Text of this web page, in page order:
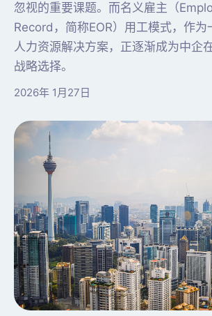
忽视的重要课题。而名义雇主（
Record，简称EOR）用工模式，作为
人力资源解决方案，正逐渐成为中企
战略选择。
2026年 1月27日